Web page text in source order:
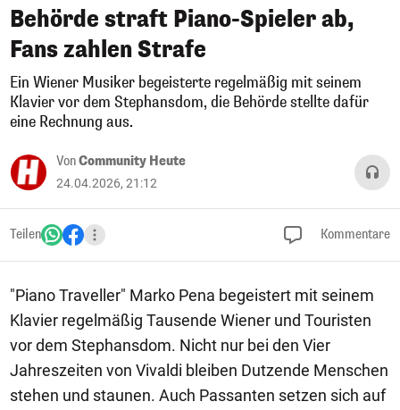
Behörde straft Piano-Spieler ab,
Fans zahlen Strafe
Ein Wiener Musiker begeisterte regelmäßig mit seinem
Klavier vor dem Stephansdom, die Behörde stellte dafür
eine Rechnung aus.
VonCommunity Heute
24.04.2026, 21:12
Teilen Kommentare
"Piano Traveller" Marko Pena begeistert mit seinem
Klavier regelmäßig Tausende Wiener und Touristen
vor dem Stephansdom. Nicht nur bei den Vier
Jahreszeiten von Vivaldi bleiben Dutzende Menschen
stehen und staunen. Auch Passanten setzen sich auf